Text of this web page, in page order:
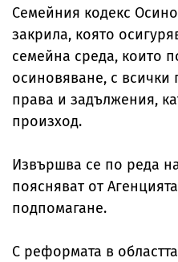
Семейния кодекс
закрила, която
семейна среда, които
осиновяване, с всички
права и задължения,
произход.
Извършва се по реда
поясняват от
подпомагане.
С реформата в